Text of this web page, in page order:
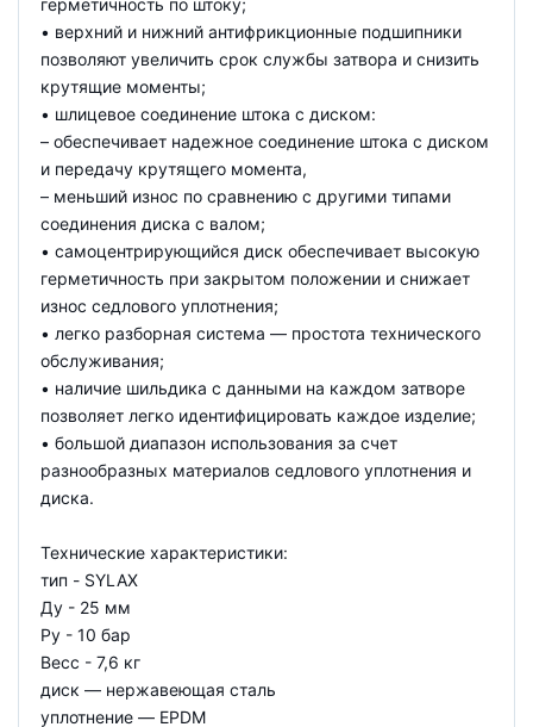
• верхний и нижний антифрикционные подшипники
позволяют увеличить срок службы затвора и снизить
крутящие моменты;
• шлицевое соединение штока с диском:
– обеспечивает надежное соединение штока с диском
и передачу крутящего момента,
– меньший износ по сравнению с другими типами
соединения диска с валом;
• самоцентрирующийся диск обеспечивает высокую
герметичность при закрытом положении и снижает
износ седлового уплотнения;
• легко разборная система — простота технического
обслуживания;
• наличие шильдика с данными на каждом затворе
позволяет легко идентифицировать каждое изделие;
• большой диапазон использования за счет
разнообразных материалов седлового уплотнения и
диска.
Технические характеристики:
тип - SYLAX
Ду - 25 мм
Ру - 10 бар
Весс - 7,6 кг
диск — нержавеющая сталь
уплотнение — EPDM